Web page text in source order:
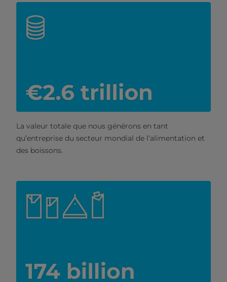
La valeur totale que nous générons en tant
qu’entreprise du secteur mondial de l’alimentation et
des boissons.